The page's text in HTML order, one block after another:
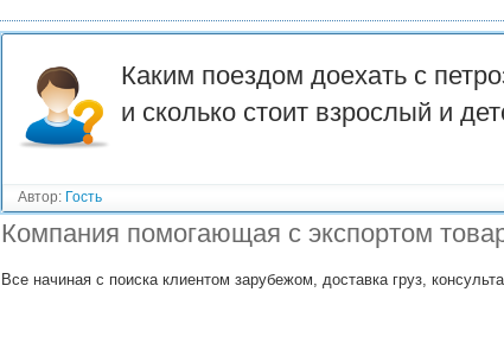
Каким поездом доехать с
и сколько стоит взрослый и
Автор: Гость
Компания помогающая с экспортом
Все начиная с поиска клиентом зарубежом, доставка груз,